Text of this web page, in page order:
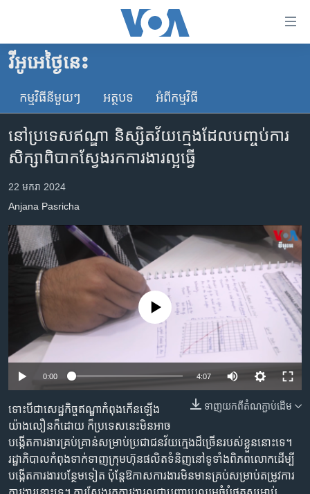
គេហទំព័រ​
ទាក់ទង
និង​
ចូល​
ទំព័រ​
ម្តង
រំលង​
និង​
និង​
កាន់​
ទំព័រ​
ស្វែង​
រក
កម្ពុជា
អន្តរជាតិ
ចិន
ទូរទស្សន៍ / វីដេអូ​
វិទ្យុ / ផតខាសថ៍
កម្មវិធីទាំងអស់
Khmer English
បណ្តាញ​សង្គម
ភាសា
វីអូអេថ្ងៃនេះ
កម្មវិធី​នីមួយៗ អត្ថបទ​ អំពី​កម្មវិធី​
នៅប្រទេសឥណ្ឌា និស្សិតវ័យក្មេងដែលបញ្ចប់ការ
សិក្សាពិបាកស្វែងរកការងារល្អធ្វើ
22 មករា 2024
Anjana ​Pasricha
No media source currently available
0:00 4:07
ទាញ​យក​ពី​តំណភ្ជាប់​ដើម
ទោះបីជាសេដ្ឋកិច្ចឥណ្ឌាកំពុងកើនឡើង
យ៉ាងលឿនក៏ដោយ ក៏ប្រទេសនេះមិនអាច
បង្កើតការងារគ្រប់គ្រាន់សម្រាប់ប្រជាជនវ័យក្មេងដ៏ច្រើនរបស់ខ្លួននោះទេ។
រដ្ឋាភិបាលកំពុងទាក់ទាញក្រុមហ៊ុនផលិតទំនិញនៅទូទាំងពិភពលោកដើម្បី
បង្កើតការងារបន្ថែមទៀត ប៉ុន្តែឱកាសការងារមិនមានគ្រប់សម្រាប់តម្រូវការ